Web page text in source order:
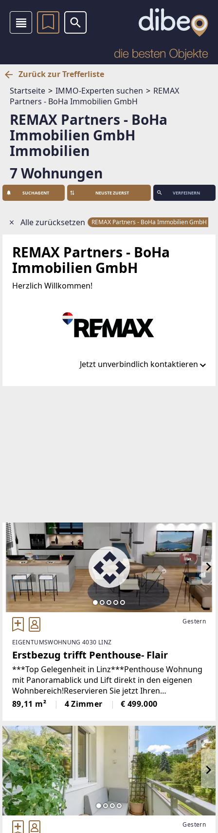
Zurück zur Trefferliste
Startseite
IMMO-Experten suchen
REMAX
Partners - BoHa Immobilien GmbH
REMAX Partners - BoHa
Immobilien GmbH
Immobilien
7 Wohnungen
SUCHAGENT VERFEINERN
Alle zurücksetzen REMAX Partners - BoHa Immobilien GmbH
REMAX Partners - BoHa
Immobilien GmbH
Herzlich Willkommen!
Jetzt unverbindlich kontaktieren
Gestern
EIGENTUMSWOHNUNG 4030 LINZ
Erstbezug trifft Penthouse- Flair
***Top Gelegenheit in Linz***Penthouse Wohnung
mit Panoramablick und Lift direkt in den eigenen
Wohnbereich!Reservieren Sie jetzt Ihren
Besichtigungstermin, indem Sie auf den folgenden
Link klicken: ZUR ONLINE TERMINBUCHUNG
666#immobilienanfrageformular]In
89,11 m² 4 Zimmer € 499.000
Gestern